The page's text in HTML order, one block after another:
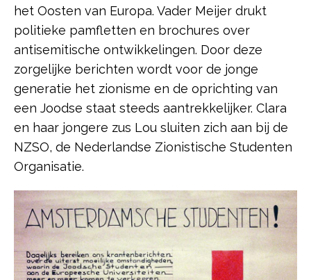
het Oosten van Europa. Vader Meijer drukt
politieke pamfletten en brochures over
antisemitische ontwikkelingen. Door deze
zorgelijke berichten wordt voor de jonge
generatie het zionisme en de oprichting van
een Joodse staat steeds aantrekkelijker. Clara
en haar jongere zus Lou sluiten zich aan bij de
NZSO, de Nederlandse Zionistische Studenten
Organisatie.